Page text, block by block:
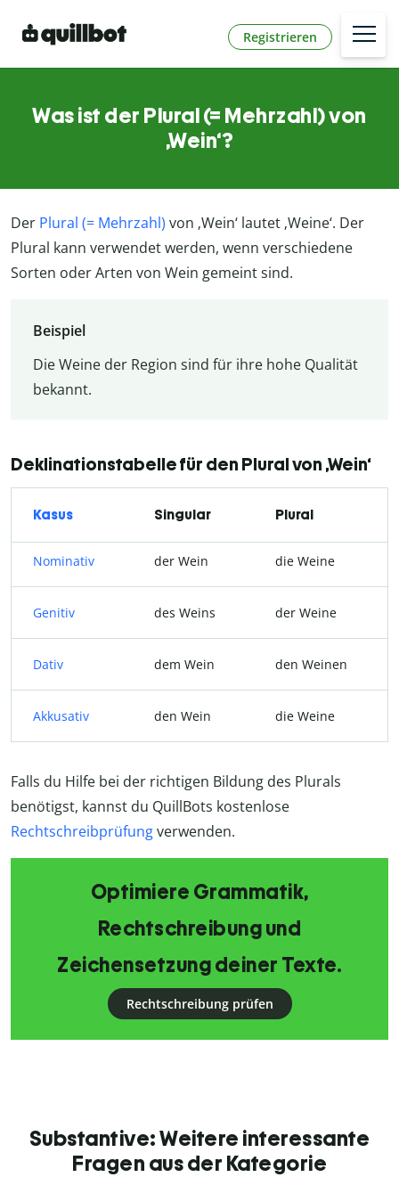
Registrieren
Was ist der Plural (= Mehrzahl) von
‚Wein‘?
Der Plural (= Mehrzahl) von ‚Wein‘ lautet ‚Weine‘. Der
Plural kann verwendet werden, wenn verschiedene
Sorten oder Arten von Wein gemeint sind.
Beispiel
Die Weine der Region sind für ihre hohe Qualität
bekannt.
Deklinationstabelle für den Plural von ‚Wein‘
Kasus Singular Plural
Nominativ der Wein die Weine
Genitiv des Weins der Weine
Dativ dem Wein den Weinen
Akkusativ den Wein die Weine
Falls du Hilfe bei der richtigen Bildung des Plurals
benötigst, kannst du QuillBots kostenlose
Rechtschreibprüfungverwenden.
Optimiere Grammatik,
Rechtschreibung und
Zeichensetzung deiner Texte.
Rechtschreibung prüfen
Substantive: Weitere interessante
Fragen aus der Kategorie